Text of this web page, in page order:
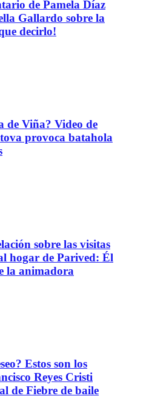
de Pamela Díaz
Gallardo sobre la
decirlo!
de Viña? Video de
provoca batahola
sobre las visitas
hogar de Parived: Él
la animadora
Estos son los
Reyes Cristi
de Fiebre de baile